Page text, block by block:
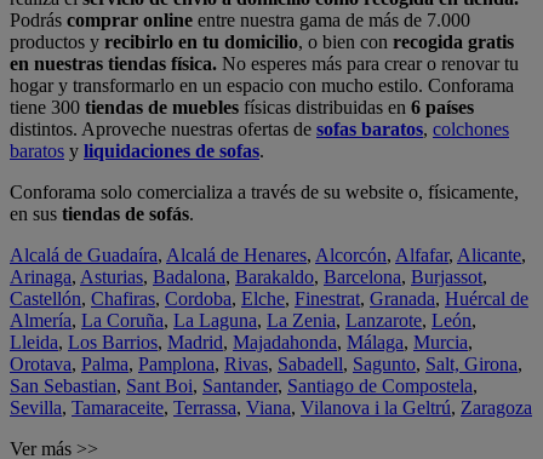
Podrás comprar online entre nuestra gama de más de 7.000
productos y recibirlo en tu domicilio, o bien con recogida gratis
en nuestras tiendas física. No esperes más para crear o renovar tu
hogar y transformarlo en un espacio con mucho estilo. Conforama
tiene 300 tiendas de muebles físicas distribuidas en 6 países
distintos. Aproveche nuestras ofertas de sofas baratos, colchones
baratos y liquidaciones de sofas.
Conforama solo comercializa a través de su website o, físicamente,
en sus tiendas de sofás.
Alcalá de Guadaíra, Alcalá de Henares, Alcorcón, Alfafar, Alicante,
Arinaga, Asturias, Badalona, Barakaldo, Barcelona, Burjassot,
Castellón, Chafiras, Cordoba, Elche, Finestrat, Granada, Huércal de
Almería, La Coruña, La Laguna, La Zenia, Lanzarote, León,
Lleida, Los Barrios, Madrid, Majadahonda, Málaga, Murcia,
Orotava, Palma, Pamplona, Rivas, Sabadell, Sagunto, Salt, Girona,
San Sebastian, Sant Boi, Santander, Santiago de Compostela,
Sevilla, Tamaraceite, Terrassa, Viana, Vilanova i la Geltrú, Zaragoza
Ver más >>